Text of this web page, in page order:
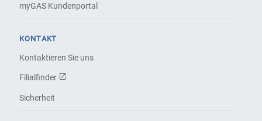
myGAS Kundenportal
KONTAKT
Kontaktieren Sie uns
Filialfinder
Sicherheit